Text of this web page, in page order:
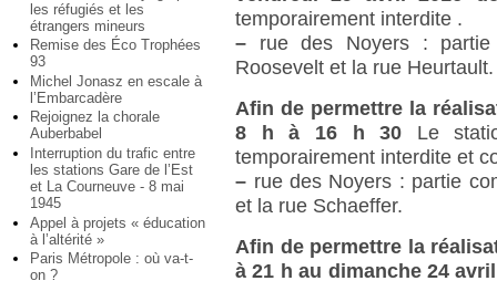
les réfugiés et les
étrangers mineurs
Remise des Éco Trophées
93
Michel Jonasz en escale à
l’Embarcadère
Rejoignez la chorale
Auberbabel
Interruption du trafic entre
les stations Gare de l’Est
et La Courneuve - 8 mai
1945
Appel à projets « éducation
à l’altérité »
Paris Métropole : où va-t-
on ?
temporairement interdite .
– rue des Noyers : partie
Roosevelt et la rue Heurtault.
Afin de permettre la
8 h à 16 h 30 Le
temporairement interdite et
– rue des Noyers : partie
et la rue Schaeffer.
Afin de permettre la
à 21 h au dimanche 24